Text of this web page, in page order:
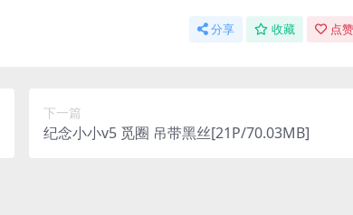
分享 收藏 点
下一篇
纪念小小v5 觅圈 吊带黑丝[21P/70.03MB]